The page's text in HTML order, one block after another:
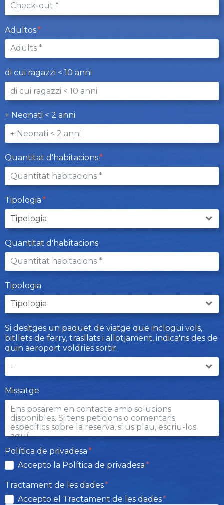
Adultos
di cui ragazzi < 10 anni
+ Neonati < 2 anni
Quantitat d'habitacions
Tipologia
Quantitat d'habitacions
Tipologia
Si desitges un paquet de viatge que inclogui vols,
bitllets de ferry, trasllats i allotjament, indica'ns des de
quin aeroport voldries sortir.
Missatge
Política de privadesa
Accepto la Política de privadesa
Tractament de les dades
Accepto el Tractament de les dades